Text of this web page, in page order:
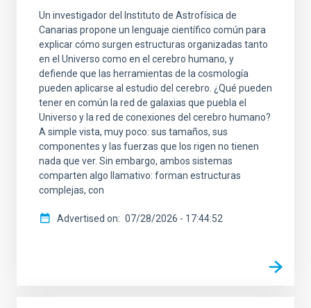
Un investigador del Instituto de Astrofísica de
Canarias propone un lenguaje científico común para
explicar cómo surgen estructuras organizadas tanto
en el Universo como en el cerebro humano, y
defiende que las herramientas de la cosmología
pueden aplicarse al estudio del cerebro. ¿Qué pueden
tener en común la red de galaxias que puebla el
Universo y la red de conexiones del cerebro humano?
A simple vista, muy poco: sus tamaños, sus
componentes y las fuerzas que los rigen no tienen
nada que ver. Sin embargo, ambos sistemas
comparten algo llamativo: forman estructuras
complejas, con
Advertised on 07/28/2026 - 17:44:52